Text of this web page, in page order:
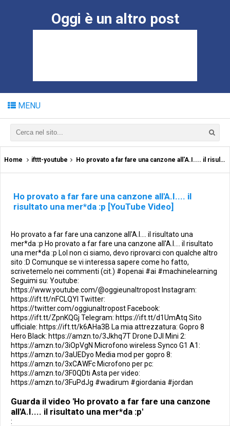
Oggi è un altro post
MENU
Home ifttt-youtube Ho provato a far fare una canzone all'A.I.... il risultato una mer*da :p [YouTube Video]
Ho provato a far fare una canzone all'A.I.... il
risultato una mer*da :p [YouTube Video]
Ho provato a far fare una canzone all'A.I.... il risultato una
mer*da :p Ho provato a far fare una canzone all'A.I.... il risultato
una mer*da :p Lol non ci siamo, devo riprovarci con qualche altro
sito :D Comunque se vi interessa sapere come ho fatto,
scrivetemelo nei commenti (cit.) #openai #ai #machinelearning
Seguimi su: Youtube:
https://www.youtube.com/@oggieunaltropost Instagram:
https://ift.tt/nFCLQYl Twitter:
https://twitter.com/oggiunaltropost Facebook:
https://ift.tt/ZpnKQGj Telegram: https://ift.tt/d1UmAtq Sito
ufficiale: https://ift.tt/k6AHa3B La mia attrezzatura: Gopro 8
Hero Black: https://amzn.to/3Jkhq7T Drone DJI Mini 2:
https://amzn.to/3iOpVgN Microfono wireless Synco G1 A1:
https://amzn.to/3aUEDyo Media mod per gopro 8:
https://amzn.to/3xCAWFc Microfono per pc:
https://amzn.to/3F0QDti Asta per video:
https://amzn.to/3FuPdJg #wadirum #giordania #jordan
Guarda il video 'Ho provato a far fare una canzone
all'A.I.... il risultato una mer*da :p'
: